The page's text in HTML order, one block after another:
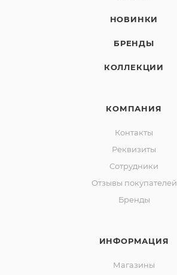
НОВИНКИ
БРЕНДЫ
КОЛЛЕКЦИИ
КОМПАНИЯ
Контакты
Реквизиты
Сотрудники
Отзывы покупателей
Бренды
ИНФОРМАЦИЯ
Магазины